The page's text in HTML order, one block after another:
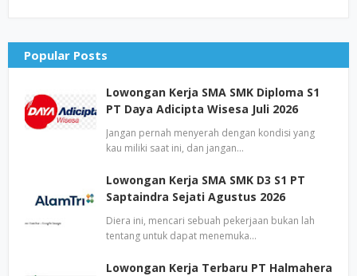
Popular Posts
Lowongan Kerja SMA SMK Diploma S1
PT Daya Adicipta Wisesa Juli 2026
Jangan pernah menyerah dengan kondisi yang
kau miliki saat ini, dan jangan…
Lowongan Kerja SMA SMK D3 S1 PT
Saptaindra Sejati Agustus 2026
Diera ini, mencari sebuah pekerjaan bukan lah
tentang untuk dapat menemuka…
Lowongan Kerja Terbaru PT Halmahera